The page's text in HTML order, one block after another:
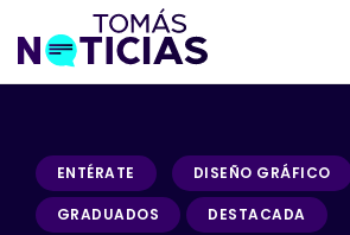
ENTÉRATE DISEÑO GRÁFICO
GRADUADOS DESTACADA